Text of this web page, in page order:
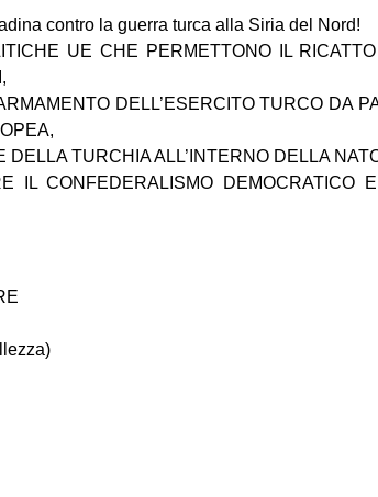
contro la guerra turca alla Siria del Nord!
UE CHE PERMETTONO IL
DELL’ESERCITO TURCO DA
TURCHIA ALL’INTERNO DELLA
IL CONFEDERALISMO DEMOCRATICO